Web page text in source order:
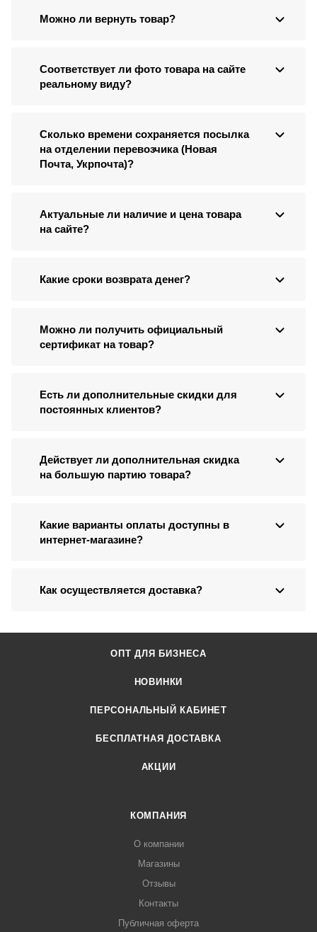
Можно ли вернуть товар?
Соответствует ли фото товара на сайте
реальному виду?
Сколько времени сохраняется посылка
на отделении перевозчика (Новая
Почта, Укрпочта)?
Актуальные ли наличие и цена товара
на сайте?
Какие сроки возврата денег?
Можно ли получить официальный
сертификат на товар?
Есть ли дополнительные скидки для
постоянных клиентов?
Действует ли дополнительная скидка
на большую партию товара?
Какие варианты оплаты доступны в
интернет-магазине?
Как осуществляется доставка?
ОПТ ДЛЯ БИЗНЕСА
НОВИНКИ
ПЕРСОНАЛЬНЫЙ КАБИНЕТ
БЕСПЛАТНАЯ ДОСТАВКА
АКЦИИ
КОМПАНИЯ
О компании
Магазины
Отзывы
Контакты
Публичная оферта